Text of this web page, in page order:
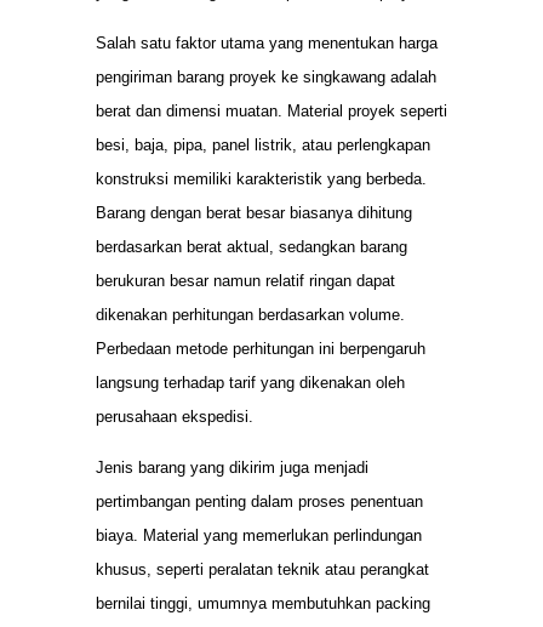
Salah satu faktor utama yang menentukan harga
pengiriman barang proyek ke singkawang adalah
berat dan dimensi muatan. Material proyek seperti
besi, baja, pipa, panel listrik, atau perlengkapan
konstruksi memiliki karakteristik yang berbeda.
Barang dengan berat besar biasanya dihitung
berdasarkan berat aktual, sedangkan barang
berukuran besar namun relatif ringan dapat
dikenakan perhitungan berdasarkan volume.
Perbedaan metode perhitungan ini berpengaruh
langsung terhadap tarif yang dikenakan oleh
perusahaan ekspedisi.
Jenis barang yang dikirim juga menjadi
pertimbangan penting dalam proses penentuan
biaya. Material yang memerlukan perlindungan
khusus, seperti peralatan teknik atau perangkat
bernilai tinggi, umumnya membutuhkan packing